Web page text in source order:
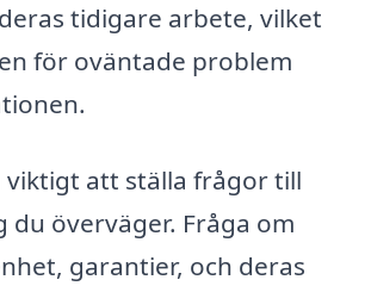
tidigare arbete, vilket
för oväntade problem
viktigt att ställa frågor till
du överväger. Fråga om
garantier, och deras